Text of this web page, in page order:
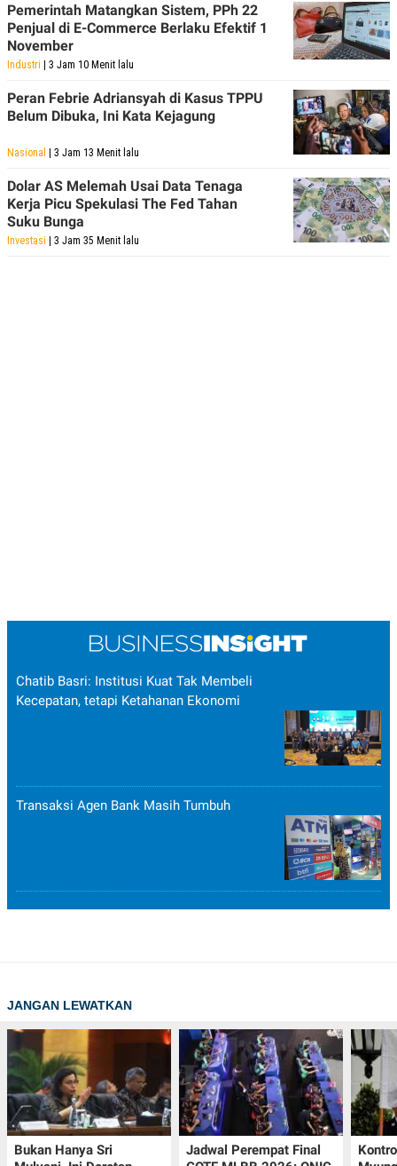
Pemerintah Matangkan Sistem, PPh 22
Penjual di E-Commerce Berlaku Efektif 1
November
Industri | 3 Jam 10 Menit lalu
Peran Febrie Adriansyah di Kasus TPPU
Belum Dibuka, Ini Kata Kejagung
Nasional | 3 Jam 13 Menit lalu
Dolar AS Melemah Usai Data Tenaga
Kerja Picu Spekulasi The Fed Tahan
Suku Bunga
Investasi | 3 Jam 35 Menit lalu
Chatib Basri: Institusi Kuat Tak Membeli
Kecepatan, tetapi Ketahanan Ekonomi
Transaksi Agen Bank Masih Tumbuh
JANGAN LEWATKAN
Bukan Hanya Sri
Jadwal Perempat Final